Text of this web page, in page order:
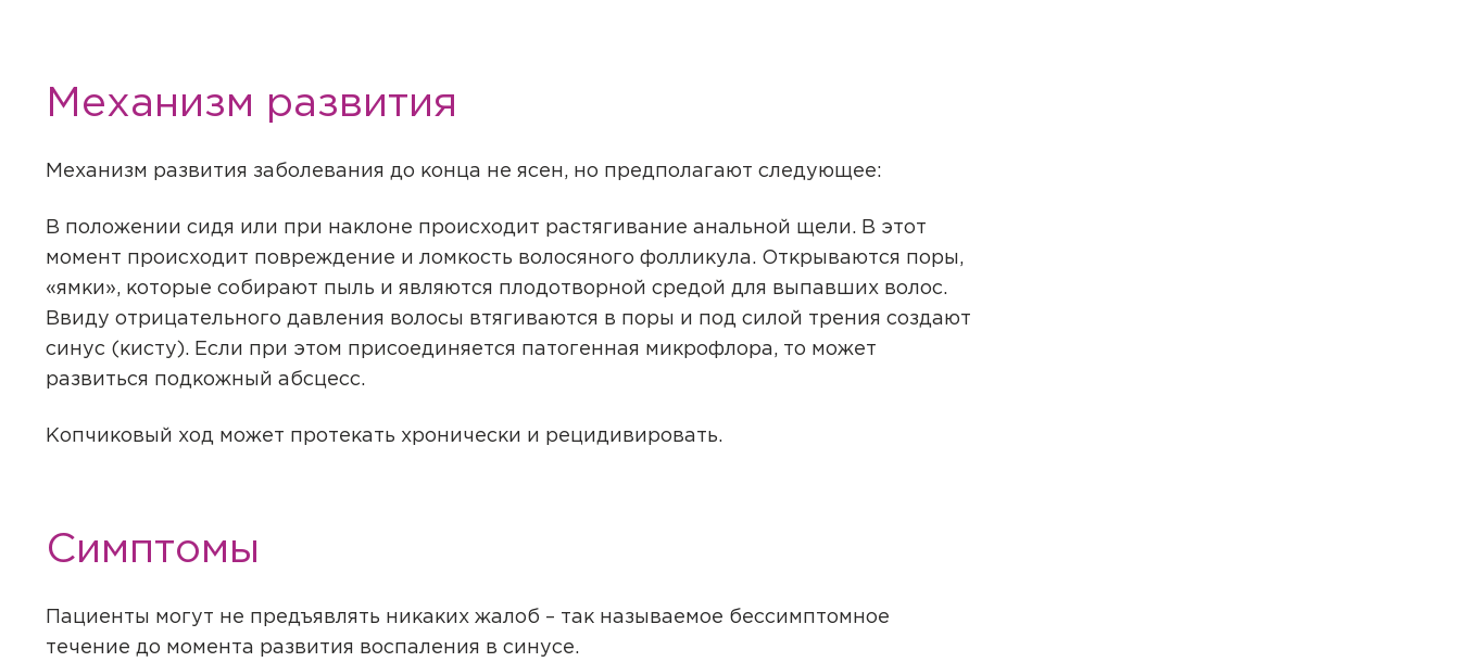
Механизм развития
Механизм развития заболевания до конца не ясен, но предполагают следующее:
В положении сидя или при наклоне происходит растягивание анальной щели. В этот
момент происходит повреждение и ломкость волосяного фолликула. Открываются поры,
«ямки», которые собирают пыль и являются плодотворной средой для выпавших волос.
Ввиду отрицательного давления волосы втягиваются в поры и под силой трения создают
синус (кисту). Если при этом присоединяется патогенная микрофлора, то может
развиться подкожный абсцесс.
Копчиковый ход может протекать хронически и рецидивировать.
Симптомы
Пациенты могут не предъявлять никаких жалоб – так называемое бессимптомное
течение до момента развития воспаления в синусе.